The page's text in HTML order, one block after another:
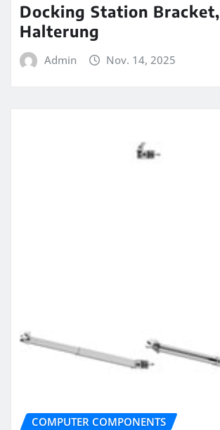
Docking Station Bracket,
Halterung
Admin Nov. 14, 2025
COMPUTER COMPONENTS